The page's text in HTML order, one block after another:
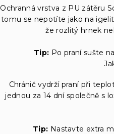
Ochranná vrstva z PU zátěru
tomu se nepotíte jako na
že rozlitý hrnek
Tip: Po praní sušte
Chránič vydrží praní při
jednou za 14 dní společně s
Tip: Nastavte extra